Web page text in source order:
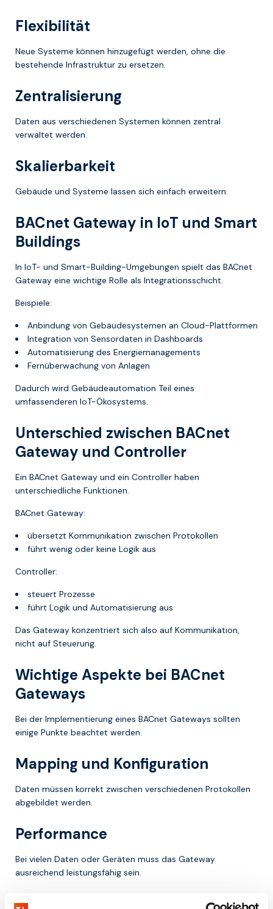
Flexibilität
Neue Systeme können hinzugefügt werden, ohne die
bestehende Infrastruktur zu ersetzen.
Zentralisierung
Daten aus verschiedenen Systemen können zentral
verwaltet werden.
Skalierbarkeit
Gebäude und Systeme lassen sich einfach erweitern.
BACnet Gateway in IoT und Smart
Buildings
In IoT- und Smart-Building-Umgebungen spielt das BACnet
Gateway eine wichtige Rolle als Integrationsschicht.
Beispiele:
Anbindung von Gebäudesystemen an Cloud-Plattformen
Integration von Sensordaten in Dashboards
Automatisierung des Energiemanagements
Fernüberwachung von Anlagen
Dadurch wird Gebäudeautomation Teil eines
umfassenderen IoT-Ökosystems.
Unterschied zwischen BACnet
Gateway und Controller
Ein BACnet Gateway und ein Controller haben
unterschiedliche Funktionen.
BACnet Gateway:
übersetzt Kommunikation zwischen Protokollen
führt wenig oder keine Logik aus
Controller:
steuert Prozesse
führt Logik und Automatisierung aus
Das Gateway konzentriert sich also auf Kommunikation,
nicht auf Steuerung.
Wichtige Aspekte bei BACnet
Gateways
Bei der Implementierung eines BACnet Gateways sollten
einige Punkte beachtet werden.
Mapping und Konfiguration
Daten müssen korrekt zwischen verschiedenen Protokollen
abgebildet werden.
Performance
Bei vielen Daten oder Geräten muss das Gateway
ausreichend leistungsfähig sein.
Sicherheit